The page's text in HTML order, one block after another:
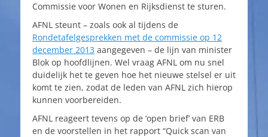
Commissie voor Wonen en Rijksdienst te sturen.
AFNL steunt – zoals ook al tijdens de
Rondetafelgesprekken met de commissie op 12
december 2013 aangegeven – de lijn van minister
Blok op hoofdlijnen. Wel vraag AFNL om nu snel
duidelijk het te geven hoe het nieuwe stelsel er uit
komt te zien, zodat de leden van AFNL zich hierop
kunnen voorbereiden.
AFNL reageert tevens op de ‘open brief’ van ERB
en de voorstellen in het rapport “Quick scan van